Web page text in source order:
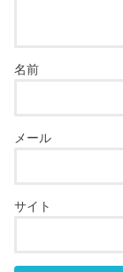
名前
メール
サイト